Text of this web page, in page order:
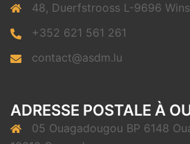
48, Duerfstrooss L-9696
+352 621 561 261
contact@asdm.lu
ADRESSE POSTALE À
05 Ouagadougou BP 6148